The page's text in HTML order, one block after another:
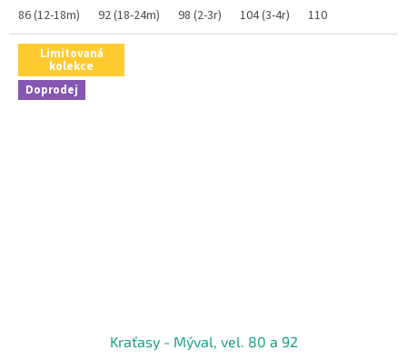
86 (12-18m) 92 (18-24m) 98 (2-3r) 104 (3-4r) 110
Limitovaná
kolekce
Doprodej
Kraťasy - Mýval, vel. 80 a 92